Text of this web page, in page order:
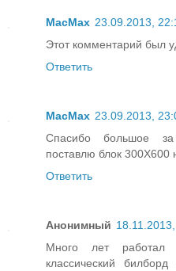
MacMax 23.09.2013,
Этот комментарий был
Ответить
MacMax 23.09.2013,
Спасибо большое
поставлю блок 300Х600
Ответить
Анонимный
Много лет работал
классический